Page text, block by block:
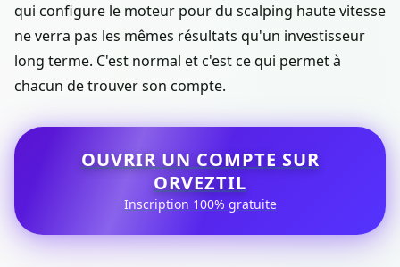
qui configure le moteur pour du scalping haute vitesse
ne verra pas les mêmes résultats qu'un investisseur
long terme. C'est normal et c'est ce qui permet à
chacun de trouver son compte.
OUVRIR UN COMPTE SUR
ORVEZTIL
Inscription 100% gratuite